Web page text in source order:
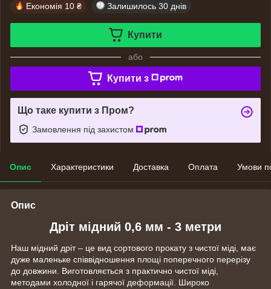
Економія 10 ₴ Залишилось 30 днів
Купити
або
Купити з
Що таке купити з Пром?
Замовлення під захистом
Опис Характеристики Доставка Оплата Умови
Опис
Дріт мідний 0,6 мм - 3 метри
Наш мідний дріт – це вид сортового прокату з чистої міді, має
дуже маленьке співвідношення площі поперечного перерізу
до довжини. Виготовляється з практично чистої міді,
методами холодної і гарячої деформації. Широко